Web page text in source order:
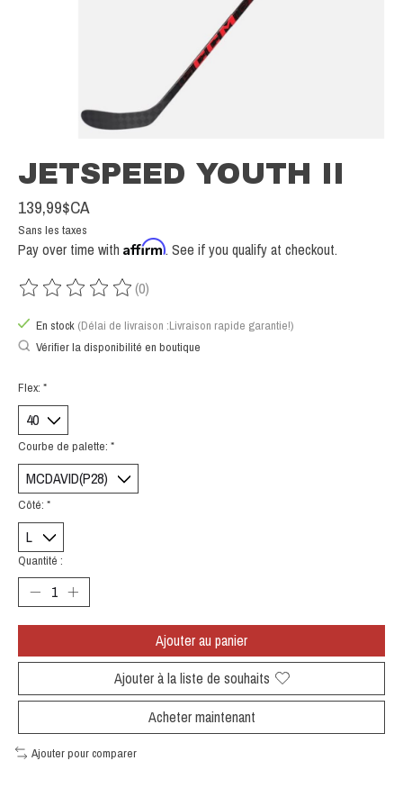
JETSPEED YOUTH II
139,99$CA
Sans les taxes
Pay over time with Affirm. See if you qualify at checkout.
Ce produit est évalué à
(0)
En stock (Délai de livraison :Livraison rapide garantie!)
Vérifier la disponibilité en boutique
Flex: *
Courbe de palette: *
Côté: *
Quantité :
Ajouter au panier
Ajouter à la liste de souhaits
Acheter maintenant
Ajouter pour comparer